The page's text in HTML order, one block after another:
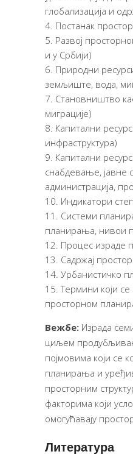
глобализација и
Постанак
Развој
и у Србији)
Природни
земљиште, вода,
Становништво
миграције)
Капитални
инфраструктура)
Капитални
снабдевање, јавне
администрација,
Индикатори
Системи
планирања, нивои
Процес израде
Садржај
Урбанистичко
Термини који се
просторном
Вежбе: Израда
циљем
појмовима који се
планирања и
просторним
факторима који
омогућавају
Литература